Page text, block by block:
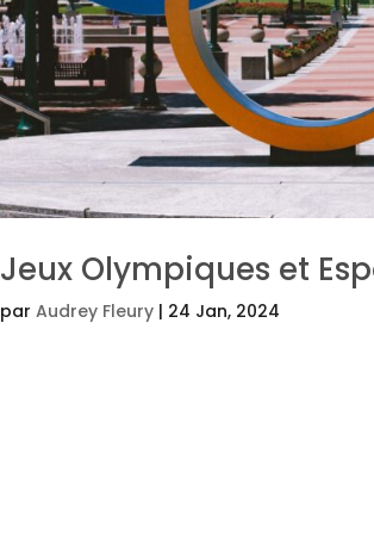
Jeux Olympiques et
parAudrey Fleury | 24 Jan, 2024